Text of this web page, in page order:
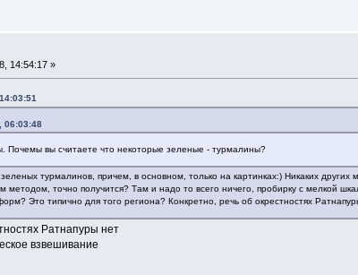
14:54:17 »
06:03:48
Почемы вы считаете что некоторые зеленые - турмалины?
турмалинов, причем, в основном, только на картинках:) Никаких других
методом, точно получится? Там и надо то всего ничего, пробирку с мелкой
Это типично для того региона? Конкретно, речь об окрестностях
Ратнапуры нет
взвешивание